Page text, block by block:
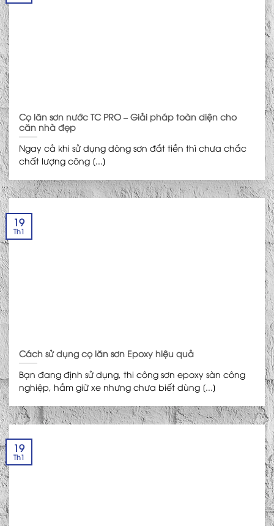
Cọ lăn sơn nước TC PRO – Giải pháp toàn diện cho
căn nhà đẹp
Ngay cả khi sử dụng dòng sơn đắt tiền thì chưa chắc
chất lượng công [...]
Cách sử dụng cọ lăn sơn Epoxy hiệu quả
Bạn đang định sử dụng, thi công sơn epoxy sàn công
nghiệp, hầm giữ xe nhưng chưa biết dùng [...]
19
Th1
19
Th1